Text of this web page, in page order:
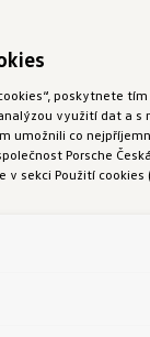
poskytnete
využití dat a
umožnili co
Porsche
sekci Použití